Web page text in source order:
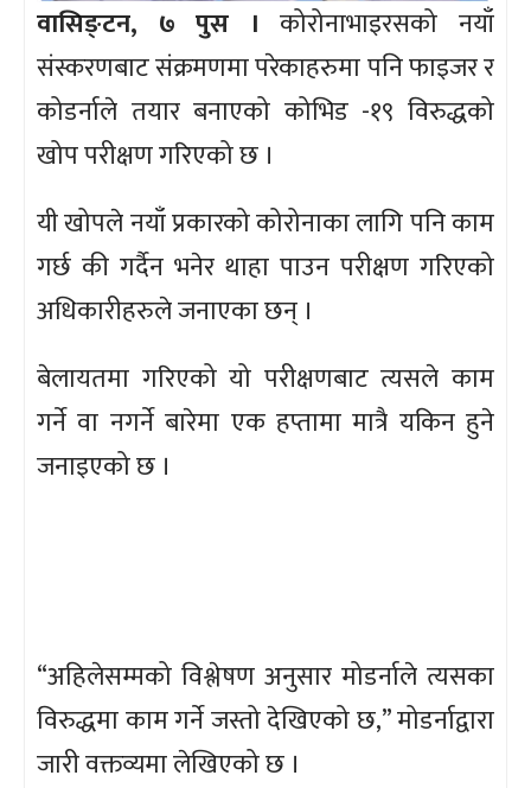
वासिङ्टन, ७ पुस । कोरोनाभाइरसको नयाँ
संस्करणबाट संक्रमणमा परेकाहरुमा पनि फाइजर र
कोडर्नाले तयार बनाएको कोभिड -१९ विरुद्धको
खोप परीक्षण गरिएको छ ।
यी खोपले नयाँ प्रकारको कोरोनाका लागि पनि काम
गर्छ की गर्दैन भनेर थाहा पाउन परीक्षण गरिएको
अधिकारीहरुले जनाएका छन् ।
बेलायतमा गरिएको यो परीक्षणबाट त्यसले काम
गर्ने वा नगर्ने बारेमा एक हप्तामा मात्रै यकिन हुने
जनाइएको छ ।
“अहिलेसम्मको विश्लेषण अनुसार मोडर्नाले त्यसका
विरुद्धमा काम गर्ने जस्तो देखिएको छ,” मोडर्नाद्वारा
जारी वक्तव्यमा लेखिएको छ ।